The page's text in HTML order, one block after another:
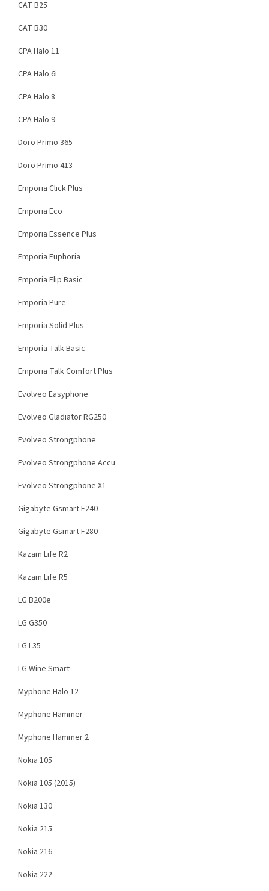
CAT B25
CAT B30
CPA Halo 11
CPA Halo 6i
CPA Halo 8
CPA Halo 9
Doro Primo 365
Doro Primo 413
Emporia Click Plus
Emporia Eco
Emporia Essence Plus
Emporia Euphoria
Emporia Flip Basic
Emporia Pure
Emporia Solid Plus
Emporia Talk Basic
Emporia Talk Comfort Plus
Evolveo Easyphone
Evolveo Gladiator RG250
Evolveo Strongphone
Evolveo Strongphone Accu
Evolveo Strongphone X1
Gigabyte Gsmart F240
Gigabyte Gsmart F280
Kazam Life R2
Kazam Life R5
LG B200e
LG G350
LG L35
LG Wine Smart
Myphone Halo 12
Myphone Hammer
Myphone Hammer 2
Nokia 105
Nokia 105 (2015)
Nokia 130
Nokia 215
Nokia 216
Nokia 222